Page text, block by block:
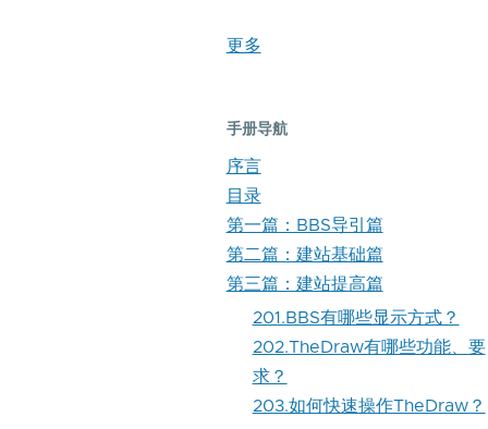
更多
手册导航
序言
目录
第一篇：BBS导引篇
第二篇：建站基础篇
第三篇：建站提高篇
201.BBS有哪些显示方式？
202.TheDraw有哪些功能、要
求？
203.如何快速操作TheDraw？